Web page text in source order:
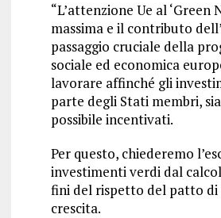
“L’attenzione Ue al ‘Green
massima e il contributo
passaggio cruciale della
sociale ed economica
lavorare affinché gli
parte degli Stati membri,
possibile incentivati.
Per questo, chiederemo
investimenti verdi dal
fini del rispetto del patto di
crescita.